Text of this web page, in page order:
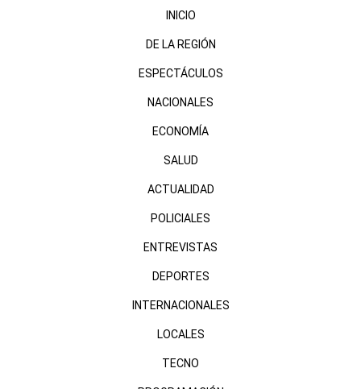
INICIO
DE LA REGIÓN
ESPECTÁCULOS
NACIONALES
ECONOMÍA
SALUD
ACTUALIDAD
POLICIALES
ENTREVISTAS
DEPORTES
INTERNACIONALES
LOCALES
TECNO